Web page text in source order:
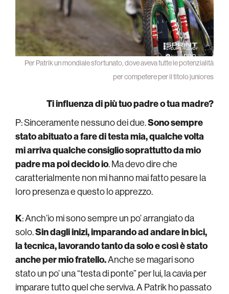
Per Patrik un mondiale sfortunato, dove aveva tutte le potenzialità
per competere per il titolo juniores
Ti influenza di più tuo padre o tua madre?
P: Sinceramente nessuno dei due.Sono sempre
stato abituato a fare di testa mia, qualche volta
mi arriva qualche consiglio soprattutto da mio
padre ma poi decido io. Ma devo dire che
caratterialmente non mi hanno mai fatto pesare la
loro presenza e questo lo apprezzo.
K: Anch’io mi sono sempre un po’ arrangiato da
solo.Sin dagli inizi, imparando ad andare in bici,
la tecnica, lavorando tanto da solo e così è stato
anche per mio fratello.Anche se magari sono
stato un po’ una “testa di ponte” per lui, la cavia per
imparare tutto quel che serviva. A Patrik ho passato